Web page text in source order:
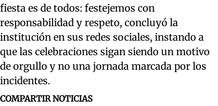
fiesta es de todos: festejemos con
responsabilidad y respeto, concluyó la
institución en sus redes sociales, instando a
que las celebraciones sigan siendo un motivo
de orgullo y no una jornada marcada por los
incidentes.
COMPARTIR NOTICIAS